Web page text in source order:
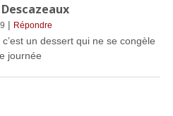
| Répondre
un dessert qui ne se congèle
journée